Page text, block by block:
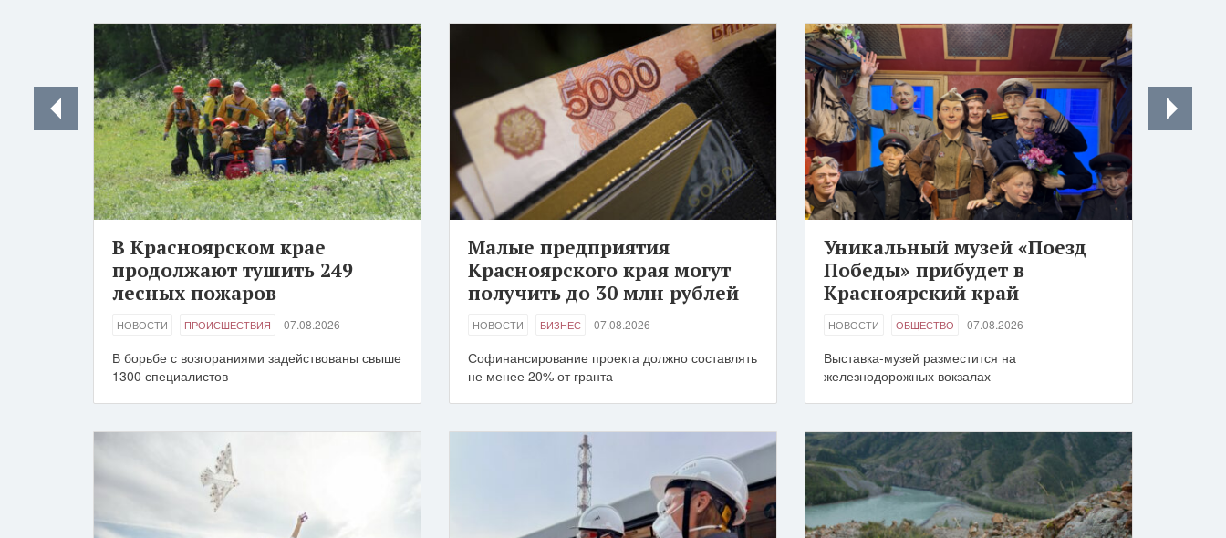
В Красноярском крае
продолжают тушить 249
лесных пожаров
НОВОСТИ ПРОИСШЕСТВИЯ 07.08.2026
В борьбе с возгораниями задействованы свыше
1300 специалистов
Малые предприятия
Красноярского края могут
получить до 30 млн рублей
НОВОСТИ БИЗНЕС 07.08.2026
Софинансирование проекта должно составлять
не менее 20% от гранта
Уникальный музей «Поезд
Победы» прибудет в
Красноярский край
НОВОСТИ ОБЩЕСТВО 07.08.2026
Выставка-музей разместится на
железнодорожных вокзалах